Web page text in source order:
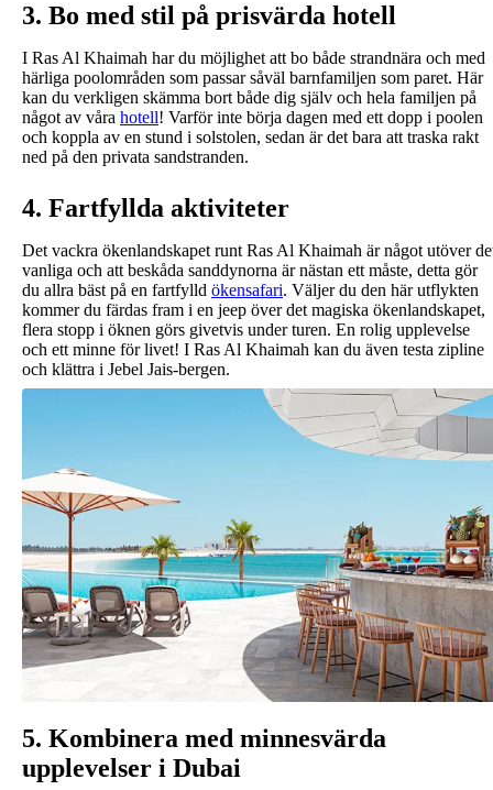
3. Bo med stil på prisvärda hotell
I Ras Al Khaimah har du möjlighet att bo både strandnära och med
härliga poolområden som passar såväl barnfamiljen som paret. Här
kan du verkligen skämma bort både dig själv och hela familjen på
något av våra hotell! Varför inte börja dagen med ett dopp i poolen
och koppla av en stund i solstolen, sedan är det bara att traska rakt
ned på den privata sandstranden.
4. Fartfyllda aktiviteter
Det vackra ökenlandskapet runt Ras Al Khaimah är något utöver
vanliga och att beskåda sanddynorna är nästan ett måste, detta gör
du allra bäst på en fartfylld ökensafari. Väljer du den här utflykten
kommer du färdas fram i en jeep över det magiska ökenlandskapet,
flera stopp i öknen görs givetvis under turen. En rolig upplevelse
och ett minne för livet! I Ras Al Khaimah kan du även testa zipline
och klättra i Jebel Jais-bergen.
5. Kombinera med minnesvärda
upplevelser i Dubai